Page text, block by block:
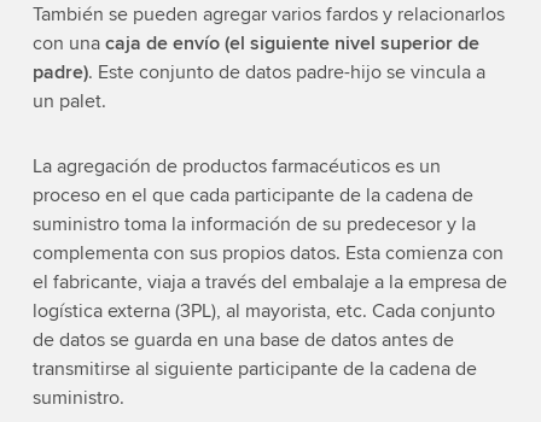
También se pueden agregar varios fardos y relacionarlos
con una caja de envío (el siguiente nivel superior de
padre). Este conjunto de datos padre-hijo se vincula a
un palet.
La agregación de productos farmacéuticos es un
proceso en el que cada participante de la cadena de
suministro toma la información de su predecesor y la
complementa con sus propios datos. Esta comienza con
el fabricante, viaja a través del embalaje a la empresa de
logística externa (3PL), al mayorista, etc. Cada conjunto
de datos se guarda en una base de datos antes de
transmitirse al siguiente participante de la cadena de
suministro.